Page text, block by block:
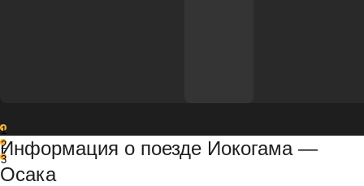
1
2
3
Информация о поезде Иокогама —
Осака